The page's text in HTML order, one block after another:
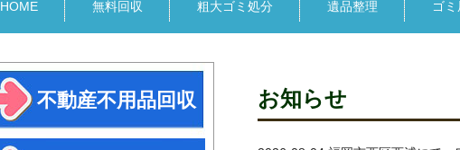
HOME 無料回収 粗大ゴミ処分 遺品整理 ゴ
お知らせ
不動産不用品回収